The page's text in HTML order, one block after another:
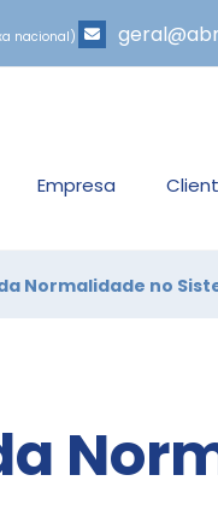
nacional)
Empresa
da Normalidade no